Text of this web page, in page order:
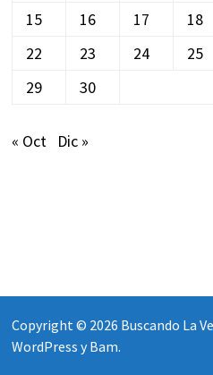
15
16 17 18
22
23 24 25
29
30
« Oct Dic »
Copyright © 2026 Buscando La
WordPress yBam.